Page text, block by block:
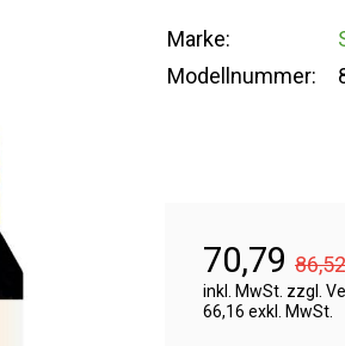
Marke:
Modellnummer:
70,79 86,52
inkl. MwSt. zzgl.
66,16 exkl. MwSt.